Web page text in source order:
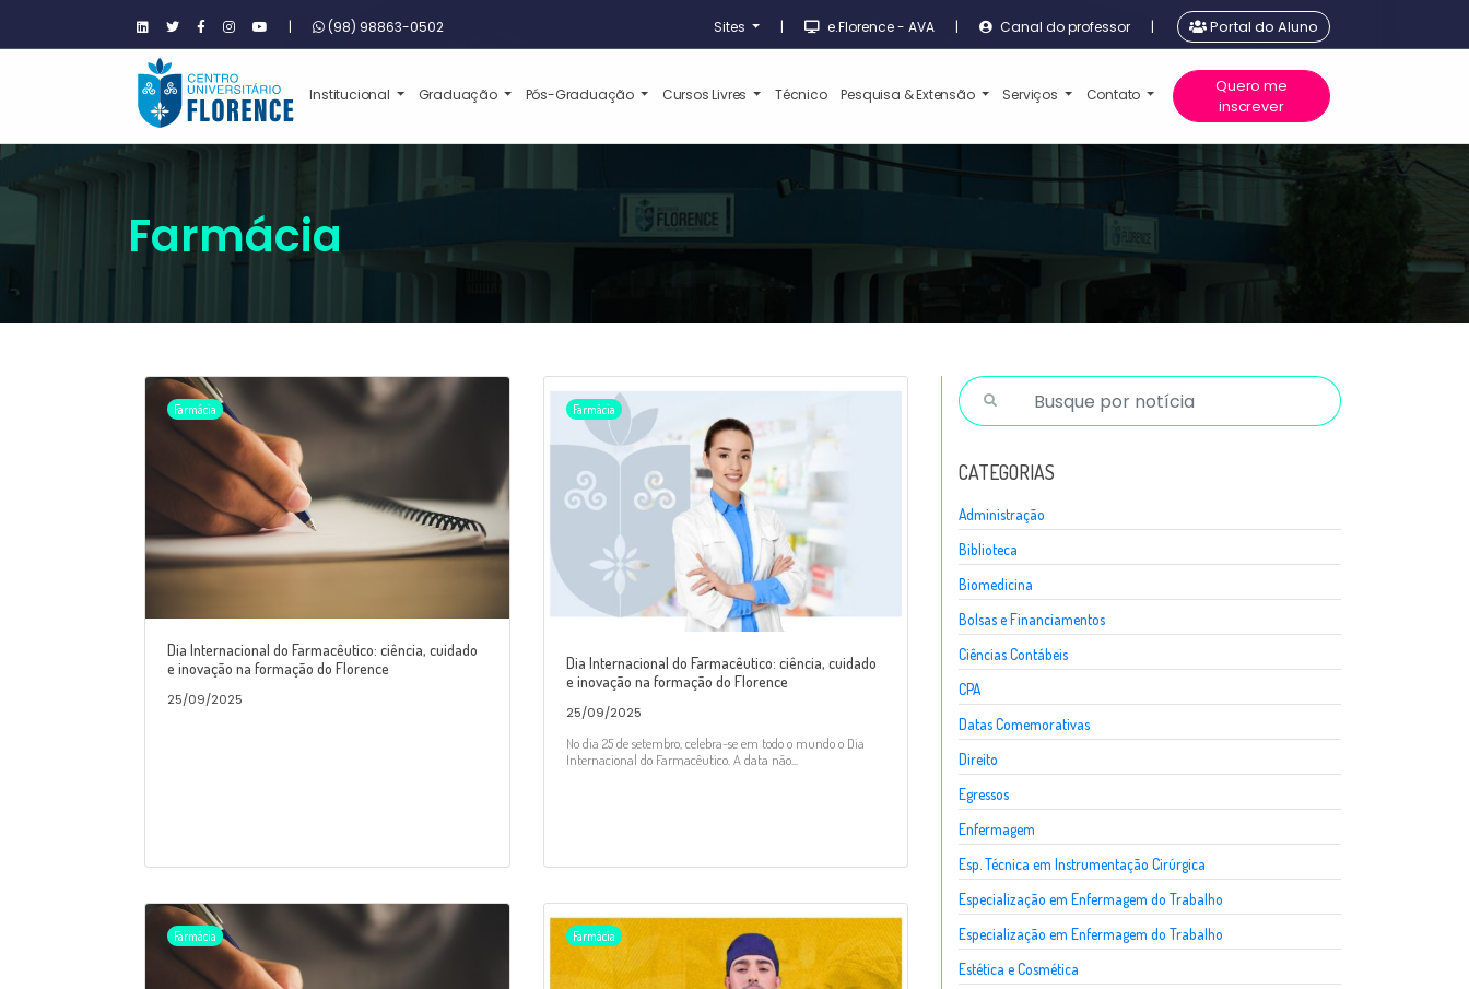
| (98) 98863-0502 Sites | e.Florence - AVA | Canal do professor | Portal do Aluno
Institucional Graduação Pós-Graduação Cursos Livres Técnico Pesquisa & Extensão Serviços Contato
Quero me
inscrever
Farmácia
Farmácia
Dia Internacional do Farmacêutico: ciência, cuidado
e inovação na formação do Florence
25/09/2025
Farmácia
Dia Internacional do Farmacêutico: ciência, cuidado
e inovação na formação do Florence
25/09/2025
No dia 25 de setembro, celebra-se em todo o mundo o Dia
Internacional do Farmacêutico. A data não...
Farmácia Farmácia
CATEGORIAS
Administração
Biblioteca
Biomedicina
Bolsas e Financiamentos
Ciências Contábeis
CPA
Datas Comemorativas
Direito
Egressos
Enfermagem
Esp. Técnica em Instrumentação Cirúrgica
Especialização em Enfermagem do Trabalho
Especialização em Enfermagem do Trabalho
Estética e Cosmética